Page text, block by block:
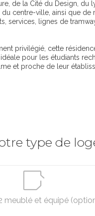
de la Cité du Design, du
centre-ville, ainsi que de
services, lignes de
privilégié, cette
pour les étudiants
et proche de leur
type de
meublé et équipé